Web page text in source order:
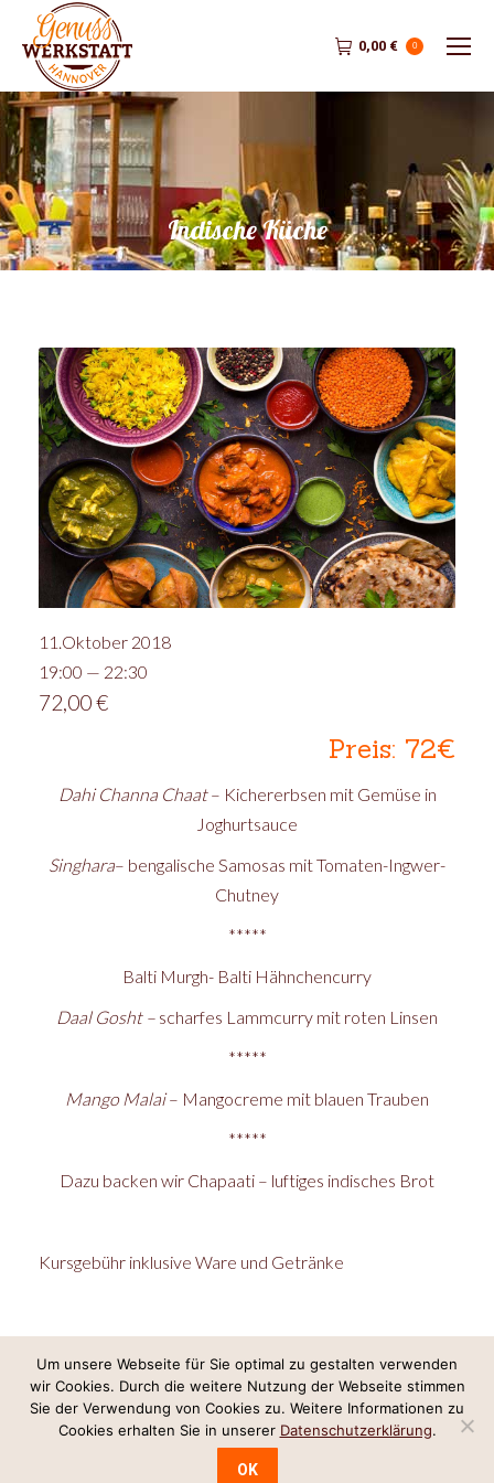
0,00 € 0
Indische Küche
Preis: 72€
Dahi Channa Chaat– Kichererbsen mit Gemüse in
Joghurtsauce
Singhara– bengalische Samosas mit Tomaten-Ingwer-
Chutney
*****
Balti Murgh- Balti Hähnchencurry
Daal Gosht – scharfes Lammcurry mit roten Linsen
*****
Mango Malai– Mangocreme mit blauen Trauben
*****
Dazu backen wir Chapaati – luftiges indisches Brot
Kursgebühr inklusive Ware und Getränke
11.Oktober 2018
19:00 — 22:30
72,00€
Internetkonzept & Umsetzung:LeineGlück Online-Marketing,Webdesign
Hannover
Impressum/Datenschutz
Um unsere Webseite für Sie optimal zu gestalten verwenden
wir Cookies. Durch die weitere Nutzung der Webseite stimmen
Sie der Verwendung von Cookies zu. Weitere Informationen zu
Cookies erhalten Sie in unserer Datenschutzerklärung.
OK